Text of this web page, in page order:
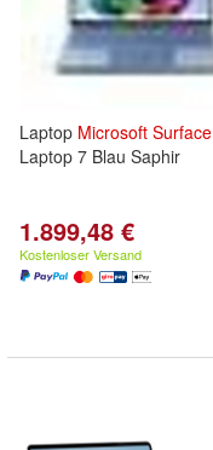
Laptop Microsoft Surface
Laptop 7 Blau Saphir
1.899,48 €
Kostenloser Versand